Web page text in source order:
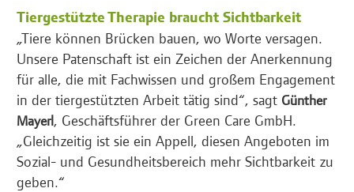
Tiergestützte Therapie braucht Sichtbarkeit
„Tiere können Brücken bauen, wo Worte versagen.
Unsere Patenschaft ist ein Zeichen der Anerkennung
für alle, die mit Fachwissen und großem Engagement
in der tiergestützten Arbeit tätig sind“, sagt Günther
Mayerl, Geschäftsführer der Green Care GmbH.
„Gleichzeitig ist sie ein Appell, diesen Angeboten im
Sozial- und Gesundheitsbereich mehr Sichtbarkeit zu
geben.“